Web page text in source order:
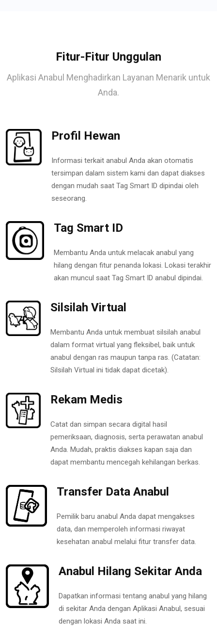
Fitur-Fitur Unggulan
Aplikasi Anabul Menghadirkan Layanan Menarik untuk
Anda.
Profil Hewan
Informasi terkait anabul Anda akan otomatis
tersimpan dalam sistem kami dan dapat diakses
dengan mudah saat Tag Smart ID dipindai oleh
seseorang.
Tag Smart ID
Membantu Anda untuk melacak anabul yang
hilang dengan fitur penanda lokasi. Lokasi terakhir
akan muncul saat Tag Smart ID anabul dipindai.
Silsilah Virtual
Membantu Anda untuk membuat silsilah anabul
dalam format virtual yang fleksibel, baik untuk
anabul dengan ras maupun tanpa ras. (Catatan:
Silsilah Virtual ini tidak dapat dicetak).
Rekam Medis
Catat dan simpan secara digital hasil
pemeriksaan, diagnosis, serta perawatan anabul
Anda. Mudah, praktis diakses kapan saja dan
dapat membantu mencegah kehilangan berkas.
Transfer Data Anabul
Pemilik baru anabul Anda dapat mengakses
data, dan memperoleh informasi riwayat
kesehatan anabul melalui fitur transfer data.
Anabul Hilang Sekitar Anda
Dapatkan informasi tentang anabul yang hilang
di sekitar Anda dengan Aplikasi Anabul, sesuai
dengan lokasi Anda saat ini.